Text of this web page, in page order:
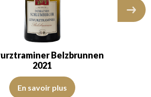
de la…
Belzbrunnen
2021
est jaune citron avec des reflets verts clairs, de
En savoir plus